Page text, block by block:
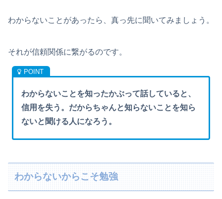
わからないことがあったら、真っ先に聞いてみましょう。
それが信頼関係に繋がるのです。
わからないことを知ったかぶって話していると、
信用を失う。だからちゃんと知らないことを知ら
ないと聞ける人になろう。
わからないからこそ勉強